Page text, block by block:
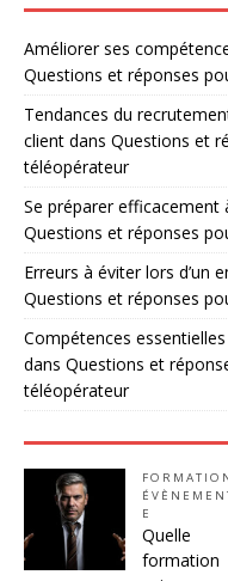
Améliorer ses
Questions et réponses
Tendances du
client dans Questions et
téléopérateur
Se préparer efficacement
Questions et réponses
Erreurs à éviter lors d’un
Questions et réponses
Compétences
dans Questions et
téléopérateur
E
Quelle
formation